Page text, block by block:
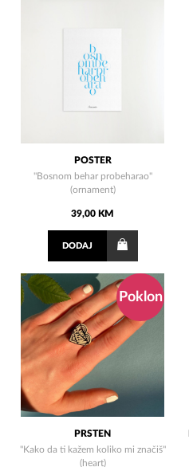
POSTER
"Bosnom behar probeharao"
(ornament)
39,00 KM
DODAJ
Poklon
PRSTEN
"Kako da ti kažem koliko mi značiš"
(heart)